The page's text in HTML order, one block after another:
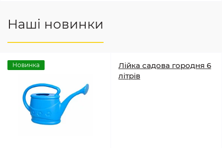
Наші новинки
Новинка
Лійка садова городня 6
літрів